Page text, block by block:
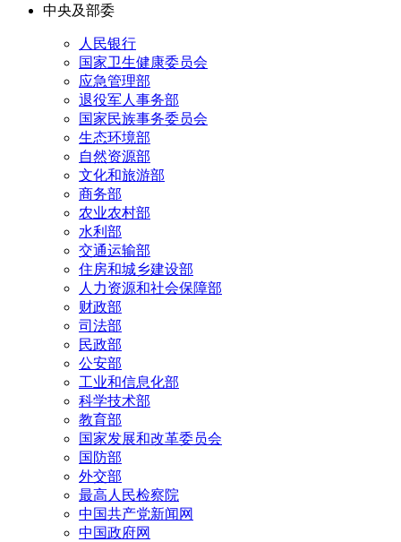
中央及部委
人民银行
国家卫生健康委员会
应急管理部
退役军人事务部
国家民族事务委员会
生态环境部
自然资源部
文化和旅游部
商务部
农业农村部
水利部
交通运输部
住房和城乡建设部
人力资源和社会保障部
财政部
司法部
民政部
公安部
工业和信息化部
科学技术部
教育部
国家发展和改革委员会
国防部
外交部
最高人民检察院
中国共产党新闻网
中国政府网